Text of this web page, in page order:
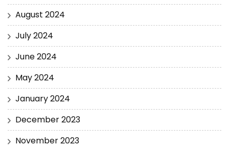
August 2024
July 2024
June 2024
May 2024
January 2024
December 2023
November 2023